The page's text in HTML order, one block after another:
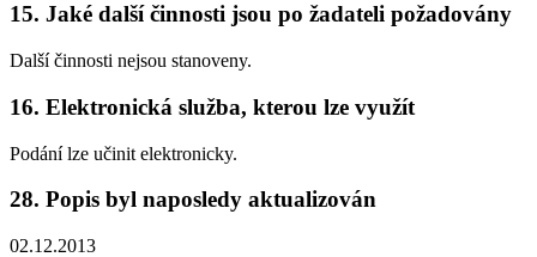
15. Jaké další činnosti jsou po žadateli požadovány
Další činnosti nejsou stanoveny.
16. Elektronická služba, kterou lze využít
Podání lze učinit elektronicky.
28. Popis byl naposledy aktualizován
02.12.2013